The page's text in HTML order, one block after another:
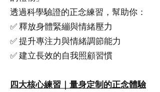
透過科學驗證的正念練習，幫助你：
✅ 釋放身體緊繃與情緒壓力
✅ 提升專注力與情緒調節能力
✅ 建立長效的自我照顧習慣
四大核心練習｜量身定制的正念體驗